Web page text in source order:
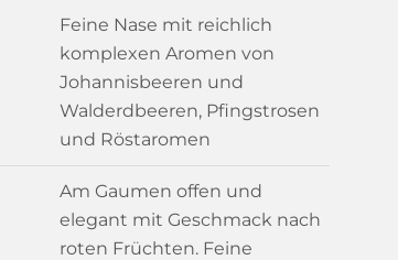
Feine Nase mit reichlich
komplexen Aromen von
Johannisbeeren und
Walderdbeeren, Pfingstrosen
und Röstaromen
Am Gaumen offen und
elegant mit Geschmack nach
roten Früchten. Feine